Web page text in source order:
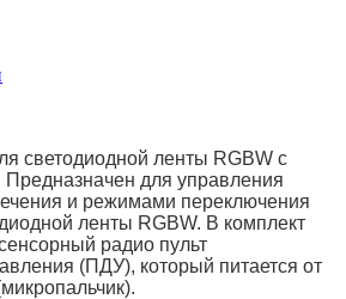
светодиодной ленты RGBW с
П редназначен для управления
и режимами переключения
ленты RGBW. В комплект
радио пульт
(ПДУ), который питается от